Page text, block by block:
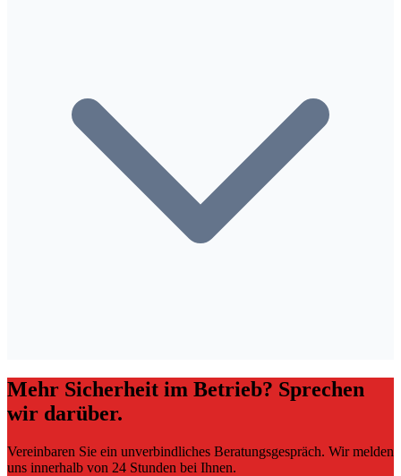
Mehr Sicherheit im Betrieb? Sprechen
wir darüber.
Vereinbaren Sie ein unverbindliches Beratungsgespräch. Wir melden
uns innerhalb von 24 Stunden bei Ihnen.